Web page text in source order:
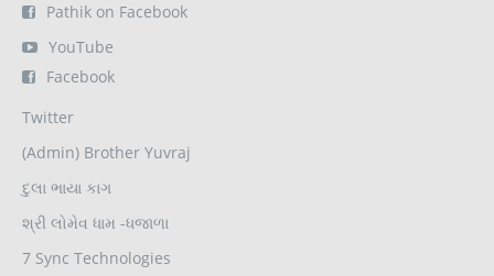
Pathik on Facebook
YouTube
Facebook
Twitter
(Admin) Brother Yuvraj
દુલા ભાયા કાગ
શ્રી લોમેવ ધામ -ધજાળા
7 Sync Technologies